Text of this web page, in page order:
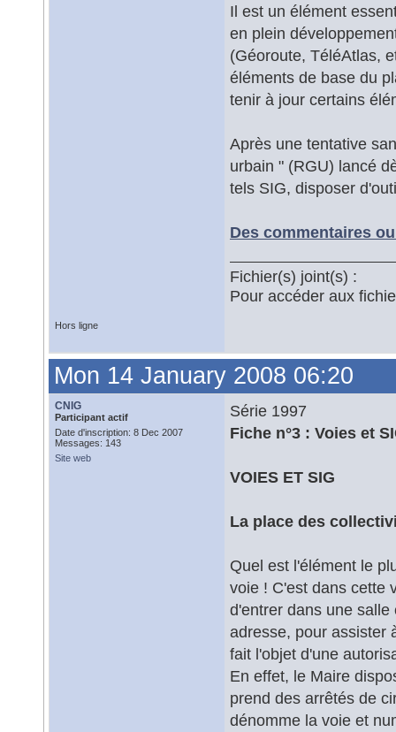
Il est un élément
en plein
(Géoroute, TéléAtlas,
éléments de base du
tenir à jour certains
Après une tentative
urbain " (RGU) lancé
tels SIG, disposer
Des commentaires
Fichier(s) joint(s) :
Pour accéder aux
Hors ligne
Mon 14 January 2008 06:20
CNIG
Participant actif
Date d'inscription: 8 Dec 2007
Messages: 143
Site web
Série 1997
Fiche n°3 : Voies et
VOIES ET SIG
La place des
Quel est l'élément le
voie ! C'est dans cette
d'entrer dans une
adresse, pour assister
fait l'objet d'une
En effet, le Maire
prend des arrêtés de
dénomme la voie et